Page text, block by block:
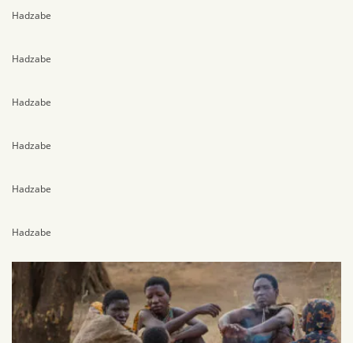
Hadzabe
Hadzabe
Hadzabe
Hadzabe
Hadzabe
Hadzabe